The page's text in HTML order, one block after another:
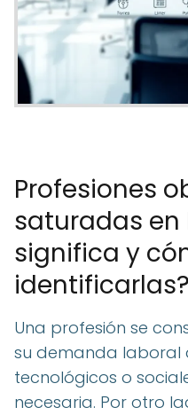
Profesiones
saturadas en
significa y
identificarlas?
Una profesión se
su demanda laboral
tecnológicos o
necesaria. Por otro